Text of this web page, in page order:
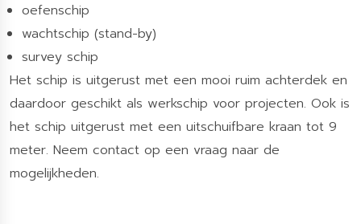
oefenschip
wachtschip (stand-by)
survey schip
Het schip is uitgerust met een mooi ruim achterdek en
daardoor geschikt als werkschip voor projecten. Ook is
het schip uitgerust met een uitschuifbare kraan tot 9
meter. Neem contact op een vraag naar de
mogelijkheden.